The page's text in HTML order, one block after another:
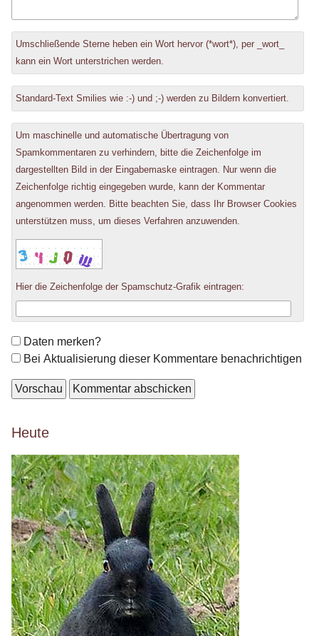
Antwort
zu
Umschließende Sterne heben ein Wort hervor (*wort*), per _wort_
kann ein Wort unterstrichen werden.
Standard-Text Smilies wie :-) und ;-) werden zu Bildern konvertiert.
Um maschinelle und automatische Übertragung von
Spamkommentaren zu verhindern, bitte die Zeichenfolge im
dargestellten Bild in der Eingabemaske eintragen. Nur wenn die
Zeichenfolge richtig eingegeben wurde, kann der Kommentar
angenommen werden. Bitte beachten Sie, dass Ihr Browser Cookies
unterstützen muss, um dieses Verfahren anzuwenden.
Hier die Zeichenfolge der Spamschutz-Grafik eintragen:
Formular-
Optionen
Daten merken?
Bei Aktualisierung dieser Kommentare benachrichtigen
Seitenleiste
Heute